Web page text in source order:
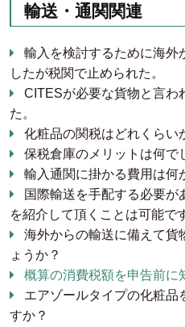
輸送・通関関連
輸入を検討するために海外
したが税関で止められた。
CITESが必要な貨物と言わ
た。
化粧品の関税はどれくらい
保税倉庫のメリットは何で
輸入通関に掛かる費用は何
国際輸送を手配する必要が
を紹介して頂くことは可能で
海外からの輸送に備えて貨
ょうか？
概算の消費税額を申告前に
エアゾールタイプの化粧品
すか？